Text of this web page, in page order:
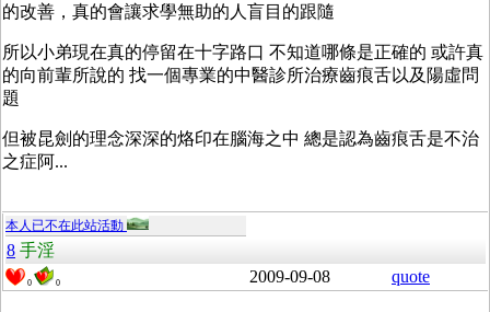
的改善，真的會讓求學無助的人盲目的跟隨
所以小弟現在真的停留在十字路口 不知道哪條是正確的 或許真
的向前輩所說的 找一個專業的中醫診所治療齒痕舌以及陽虛問
題
但被昆劍的理念深深的烙印在腦海之中 總是認為齒痕舌是不治
之症阿...
本人已不在此站活動
8 手淫
0 0 2009-09-08 quote